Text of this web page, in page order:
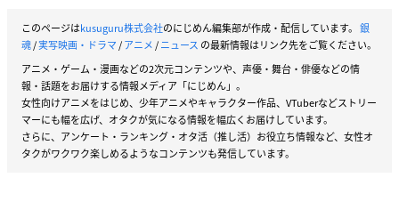
このページはkusuguru株式会社のにじめん編集部が作成・配信しています。 銀
魂/実写映画・ドラマ/アニメ/ニュース の最新情報はリンク先をご覧ください。
アニメ・ゲーム・漫画などの2次元コンテンツや、声優・舞台・俳優などの情
報・話題をお届けする情報メディア「にじめん」。
女性向けアニメをはじめ、少年アニメやキャラクター作品、VTuberなどストリー
マーにも幅を広げ、オタクが気になる情報を幅広くお届けしています。
さらに、アンケート・ランキング・オタ活（推し活）お役立ち情報など、女性オ
タクがワクワク楽しめるようなコンテンツも発信しています。